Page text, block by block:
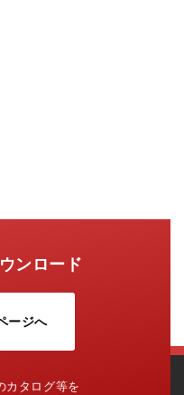
ンロード
ージへ
カタログ等を